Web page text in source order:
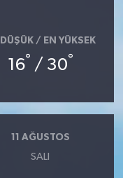
DÜŞÜK / EN YÜKSEK
16° / 30°
11 AĞUSTOS
SALI